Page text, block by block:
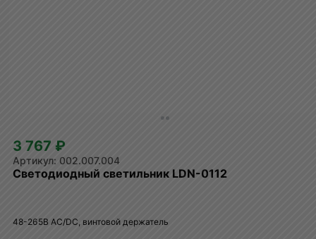
3 767 ₽
002.007.004
Светодиодный светильник LDN-0112
48-265B AC/DC, винтовой держатель